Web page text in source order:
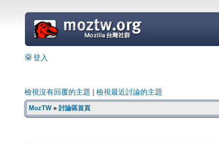
=
登入
檢視沒有回覆的主題 檢視最近討論的主題
MozTW» 討論區首頁